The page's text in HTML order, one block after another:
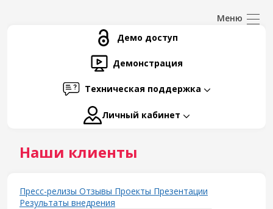
Демо доступ
Демонстрация
Техническая поддержка
Личный кабинет
Наши клиенты
Пресс-релизы Отзывы Проекты Презентации
Результаты внедрения